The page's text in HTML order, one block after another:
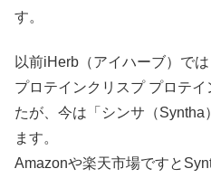
す。
以前iHerb（アイハーブ）で
プロテインクリスプ プロテ
たが、今は「シンサ（
ます。
Amazonや楽天市場ですと